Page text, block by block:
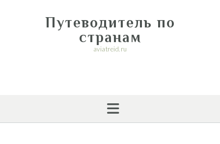
Путеводитель по
странам
aviatreid.ru